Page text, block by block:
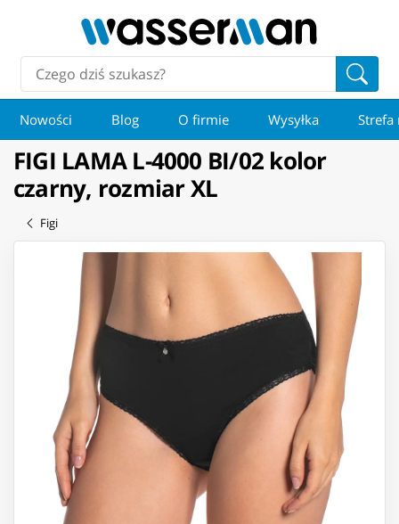
Nowości Blog O firmie Wysyłka Strefa
FIGI LAMA L-4000 BI/02 kolor
czarny, rozmiar XL
Figi